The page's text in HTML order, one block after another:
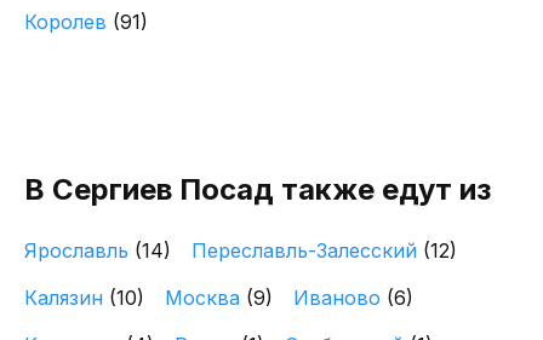
Королев (91)
В Сергиев Посад также едут из
Ярославль (14) Переславль-Залесский (12)
Калязин (10) Москва (9) Иваново (6)